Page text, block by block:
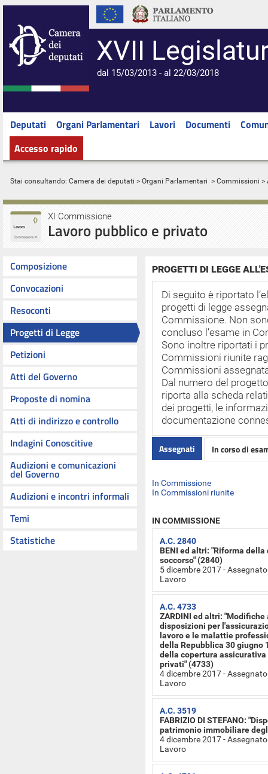
XVII
dal 15/03/2013 - al 22/03/2018
Deputati Organi Parlamentari Lavori Documenti
Accesso rapido
Stai consultando: Camera dei deputati > Organi Parlamentari > Commissioni >
XI Commissione
Lavoro pubblico e privato
Composizione
Convocazioni
Resoconti
Progetti di Legge
Petizioni
Atti del Governo
Proposte di nomina
Atti di indirizzo e controllo
Indagini Conoscitive
Audizioni e comunicazioni
del Governo
Audizioni e incontri informali
Temi
Statistiche
PROGETTI DI LEGGE
Di seguito è riportato
progetti di legge
Commissione. Non
concluso l’esame in
Sono inoltre riportati i
Commissioni riunite
Commissioni
Dal numero del
riporta alla scheda
dei progetti, le
documentazione
Assegnati In corso di
In Commissione
In Commissioni riunite
IN COMMISSIONE
A.C. 2840
BENI ed altri: "Riforma
soccorso" (2840)
5 dicembre 2017 -
Lavoro
A.C. 4733
ZARDINI ed altri:
disposizioni per
lavoro e le malattie
della Repubblica 30 giugno
della copertura
privati" (4733)
4 dicembre 2017 -
Lavoro
A.C. 3519
FABRIZIO DI STEFANO:
patrimonio immobiliare
4 dicembre 2017 -
Lavoro